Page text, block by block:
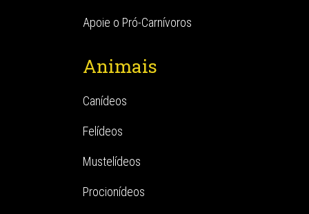
Apoie o Pró-Carnívoros
Animais
Canídeos
Felídeos
Mustelídeos
Procionídeos